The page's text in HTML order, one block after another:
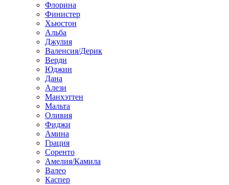
Флорина
Финистер
Хьюстон
Альба
Джулия
Валенсия/Дерик
Верди
Юджин
Дана
Алези
Манхэттен
Мальта
Оливия
Фиджи
Амина
Грация
Соренто
Амелия/Камила
Валео
Каспер